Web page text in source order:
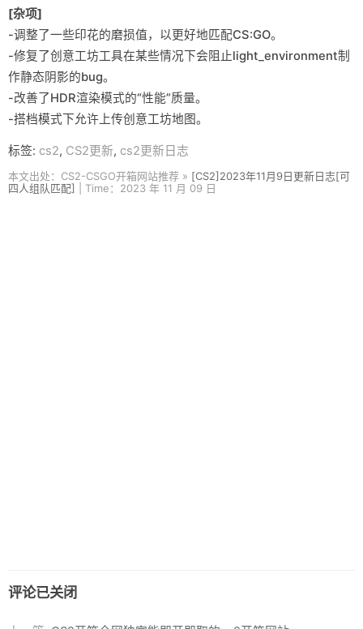
[杂项]
-调整了一些印花的磨损值，以更好地匹配CS:GO。
-修复了创意工坊工具在某些情况下会阻止light_environment制
作静态阴影的bug。
-改善了HDR渲染模式的“性能”质量。
-搭档模式下允许上传创意工坊地图。
标签: cs2, CS2更新, cs2更新日志
本文出处：CS2-CSGO开箱网站推荐 » [CS2]2023年11月9日更新日志[可
四人组队匹配]
| Time：2023 年 11 月 09 日
评论已关闭